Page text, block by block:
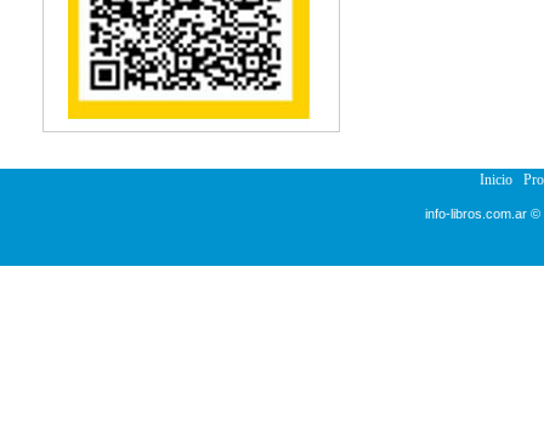
Reumatología
Salud Pública
Semiología
Terapia Ocupacional
Urología
Inicio
info-libros.com.ar